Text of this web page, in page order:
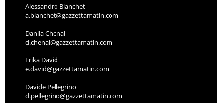
Alessandro Bianchet
a.bianchet@gazzettamatin.com
Danila Chenal
d.chenal@gazzettamatin.com
Erika David
e.david@gazzettamatin.com
Davide Pellegrino
d.pellegrino@gazzettamatin.com